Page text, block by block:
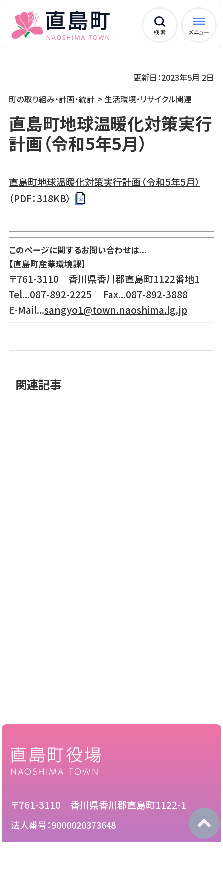
検 索 メニュー
町の取り組み・計画・統計 生活環境・リサイクル関連
更新日：2023年5月 2日
直島町地球温暖化対策実行
計画（令和5年5月）
直島町地球温暖化対策実行計画（令和5年5月）
（PDF：318KB）
このページに関するお問い合わせは...
【直島町産業環境課】
〒761-3110 香川県香川郡直島町1122番地1
Tel...087-892-2225 Fax...087-892-3888
E-Mail...sangyo1@town.naoshima.lg.jp
関連記事
〒761-3110 香川県香川郡直島町1122-1
法人番号：9000020373648